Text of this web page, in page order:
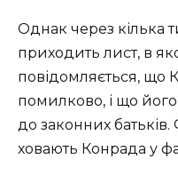
Однак через кілька
приходить лист, в
повідомляється, що
помилково, і що його
до законних батьків.
ховають Конрада у